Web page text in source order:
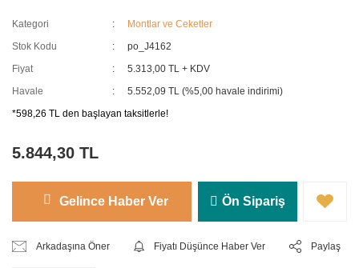
Kategori
Montlar ve Ceketler
Stok Kodu
po_J4162
Fiyat
5.313,00 TL + KDV
Havale
5.552,09 TL (%5,00 havale indirimi)
*598,26 TL den başlayan taksitlerle!
5.844,30 TL
Gelince Haber Ver Ön Sipariş
Arkadaşına Öner Fiyatı Düşünce Haber Ver Paylaş